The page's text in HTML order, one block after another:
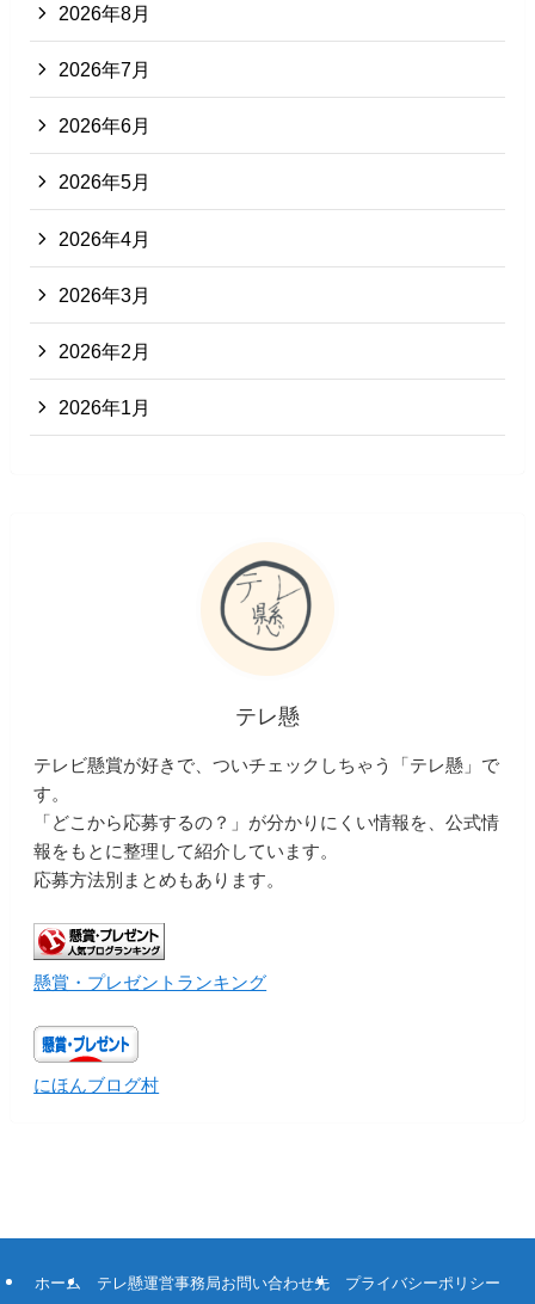
2026年8月
2026年7月
2026年6月
2026年5月
2026年4月
2026年3月
2026年2月
2026年1月
テレ懸
テレビ懸賞が好きで、ついチェックしちゃう「テレ懸」で
す。
「どこから応募するの？」が分かりにくい情報を、公式情
報をもとに整理して紹介しています。
応募方法別まとめもあります。
懸賞・プレゼントランキング
にほんブログ村
ホーム テレ懸運営事務局お問い合わせ先 プライバシーポリシー